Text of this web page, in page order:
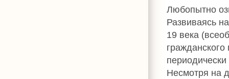
Любопытно
Развиваясь
19 века
Несмотря на